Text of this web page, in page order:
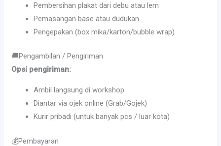
Pembersihan plakat dari debu atau lem
Pemasangan base atau dudukan
Pengepakan (box mika/karton/bubble wrap)
🚚Pengambilan / Pengiriman
Opsi pengiriman:
Ambil langsung di workshop
Diantar via ojek online (Grab/Gojek)
Kurir pribadi (untuk banyak pcs / luar kota)
💰Pembayaran